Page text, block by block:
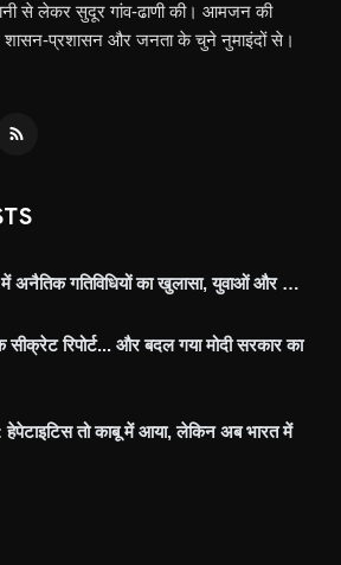
से लेकर सुदूर गांव-ढाणी की। आमजन की
प्रशासन और जनता के चुने नुमाइंदों से।
में अनैतिक गतिविधियों का खुलासा, युवाओं और …
रिपोर्ट... और बदल गया मोदी सरकार का
तो काबू में आया, लेकिन अब भारत में